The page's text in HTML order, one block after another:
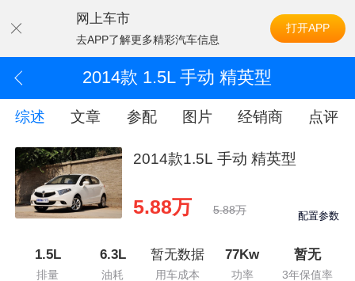
网上车市
去APP了解更多精彩汽车信息
打开APP
2014款 1.5L 手动 精英型
综述 文章 参配 图片 经销商 点评
2014款1.5L 手动 精英型
5.88万 5.88万 配置参数
1.5L
排量
6.3L
油耗
暂无数据
用车成本
77Kw
功率
暂无
3年保值率